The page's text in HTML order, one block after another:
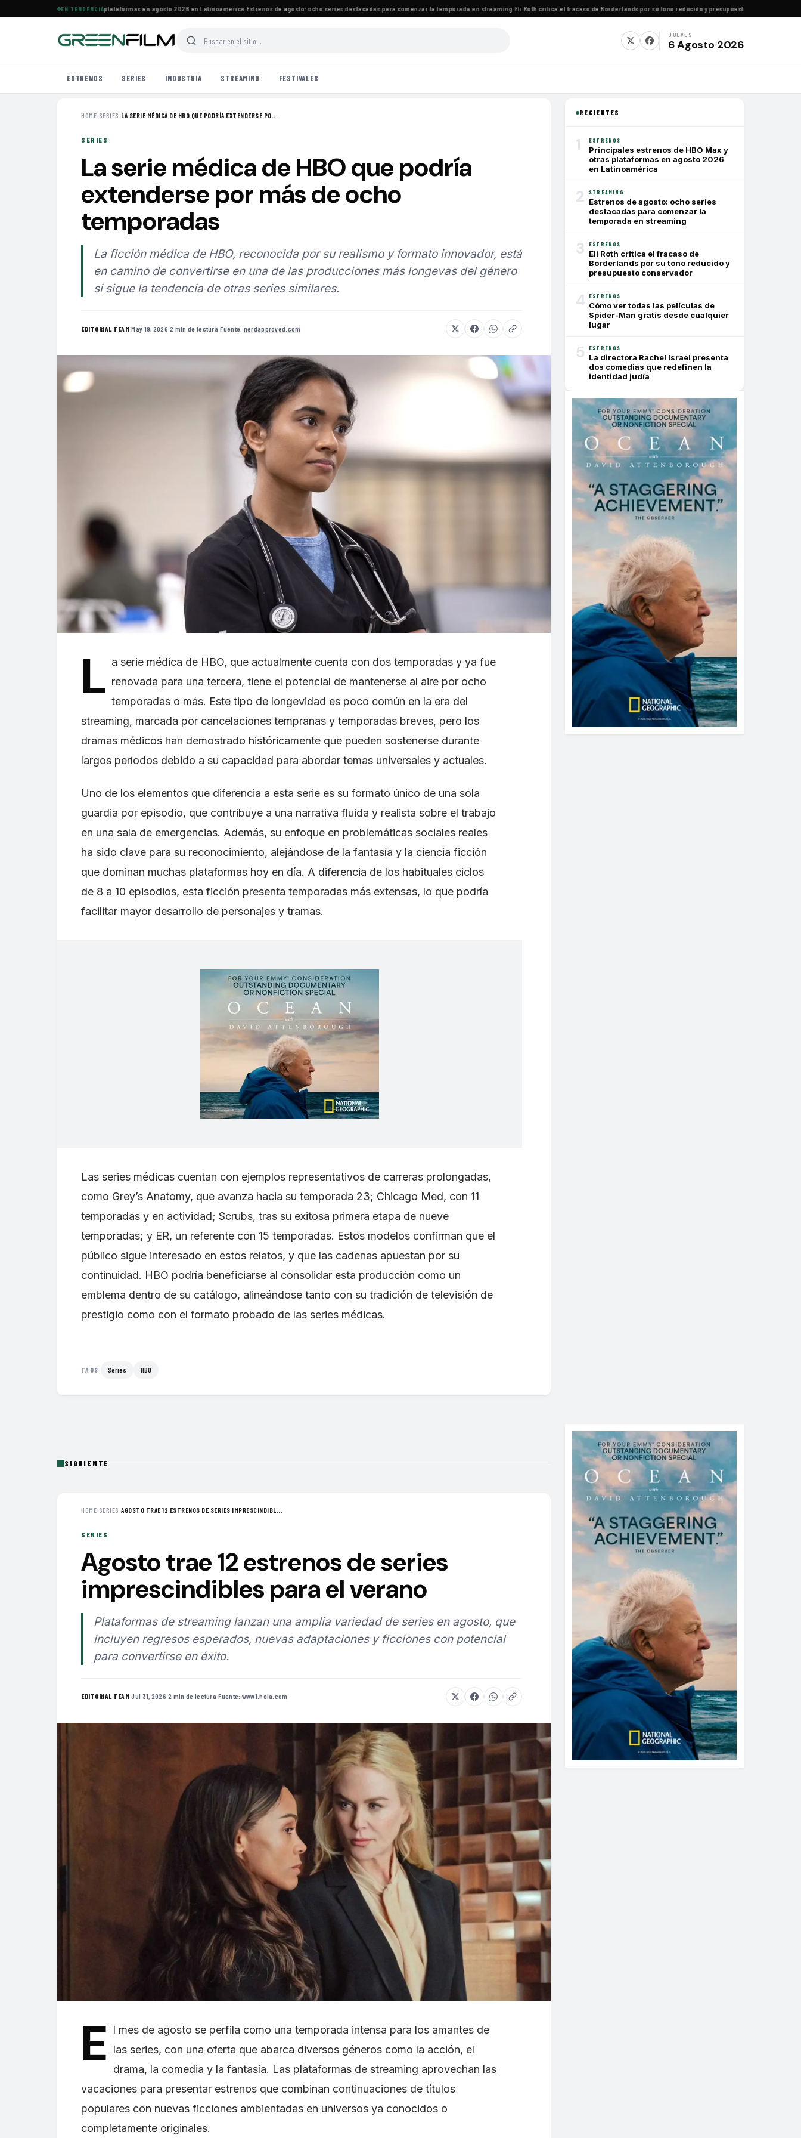
EN TENDENCIA
estrenos de HBO Max y otras plataformas en agosto 2026 en Latinoamérica·Estrenos de agosto: ocho series destacadas para comenzar la temporada en streaming·Eli Roth critica el fracaso de Borderlands por su tono reducido y presupuesto conservador
JUEVES
6 Agosto 2026
ESTRENOS SERIES INDUSTRIA STREAMING FESTIVALES
HOME› SERIES ›LA SERIE MÉDICA DE HBO QUE PODRÍA EXTENDERSE PO...
SERIES
La serie médica de HBO que podría
extenderse por más de ocho
temporadas
La ficción médica de HBO, reconocida por su realismo y formato innovador, está
en camino de convertirse en una de las producciones más longevas del género
si sigue la tendencia de otras series similares.
EDITORIAL TEAM·May 19, 2026·2 min de lectura·Fuente: nerdapproved.com
L a serie médica de HBO, que actualmente cuenta con dos temporadas y ya fue
renovada para una tercera, tiene el potencial de mantenerse al aire por ocho
temporadas o más. Este tipo de longevidad es poco común en la era del
streaming, marcada por cancelaciones tempranas y temporadas breves, pero los
dramas médicos han demostrado históricamente que pueden sostenerse durante
largos períodos debido a su capacidad para abordar temas universales y actuales.
Uno de los elementos que diferencia a esta serie es su formato único de una sola
guardia por episodio, que contribuye a una narrativa fluida y realista sobre el trabajo
en una sala de emergencias. Además, su enfoque en problemáticas sociales reales
ha sido clave para su reconocimiento, alejándose de la fantasía y la ciencia ficción
que dominan muchas plataformas hoy en día. A diferencia de los habituales ciclos
de 8 a 10 episodios, esta ficción presenta temporadas más extensas, lo que podría
facilitar mayor desarrollo de personajes y tramas.
Las series médicas cuentan con ejemplos representativos de carreras prolongadas,
como Grey’s Anatomy, que avanza hacia su temporada 23; Chicago Med, con 11
temporadas y en actividad; Scrubs, tras su exitosa primera etapa de nueve
temporadas; y ER, un referente con 15 temporadas. Estos modelos confirman que el
público sigue interesado en estos relatos, y que las cadenas apuestan por su
continuidad. HBO podría beneficiarse al consolidar esta producción como un
emblema dentro de su catálogo, alineándose tanto con su tradición de televisión de
prestigio como con el formato probado de las series médicas.
TAGS Series HBO
RECIENTES
1 ESTRENOS
Principales estrenos de HBO Max y
otras plataformas en agosto 2026
en Latinoamérica
2 STREAMING
Estrenos de agosto: ocho series
destacadas para comenzar la
temporada en streaming
3 ESTRENOS
Eli Roth critica el fracaso de
Borderlands por su tono reducido y
presupuesto conservador
4 ESTRENOS
Cómo ver todas las películas de
Spider-Man gratis desde cualquier
lugar
5 ESTRENOS
La directora Rachel Israel presenta
dos comedias que redefinen la
identidad judía
SIGUIENTE
HOME› SERIES ›AGOSTO TRAE 12 ESTRENOS DE SERIES IMPRESCINDIBL...
SERIES
Agosto trae 12 estrenos de series
imprescindibles para el verano
Plataformas de streaming lanzan una amplia variedad de series en agosto, que
incluyen regresos esperados, nuevas adaptaciones y ficciones con potencial
para convertirse en éxito.
EDITORIAL TEAM·Jul 31, 2026·2 min de lectura·Fuente: www1.hola.com
E
l mes de agosto se perfila como una temporada intensa para los amantes de
las series, con una oferta que abarca diversos géneros como la acción, el
drama, la comedia y la fantasía. Las plataformas de streaming aprovechan las
vacaciones para presentar estrenos que combinan continuaciones de títulos
populares con nuevas ficciones ambientadas en universos ya conocidos o
completamente originales.